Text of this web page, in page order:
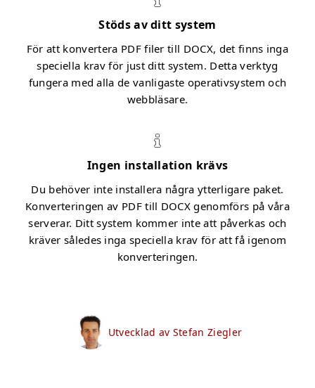
Stöds av ditt system
För att konvertera PDF filer till DOCX, det finns inga
speciella krav för just ditt system. Detta verktyg
fungera med alla de vanligaste operativsystem och
webbläsare.
Ingen installation krävs
Du behöver inte installera några ytterligare paket.
Konverteringen av PDF till DOCX genomförs på våra
serverar. Ditt system kommer inte att påverkas och
kräver således inga speciella krav för att få igenom
konverteringen.
Utvecklad av Stefan Ziegler